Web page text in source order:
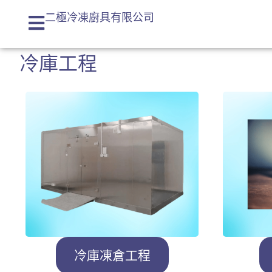
二極冷凍廚具有限公司
冷庫工程
冷庫凍倉工程